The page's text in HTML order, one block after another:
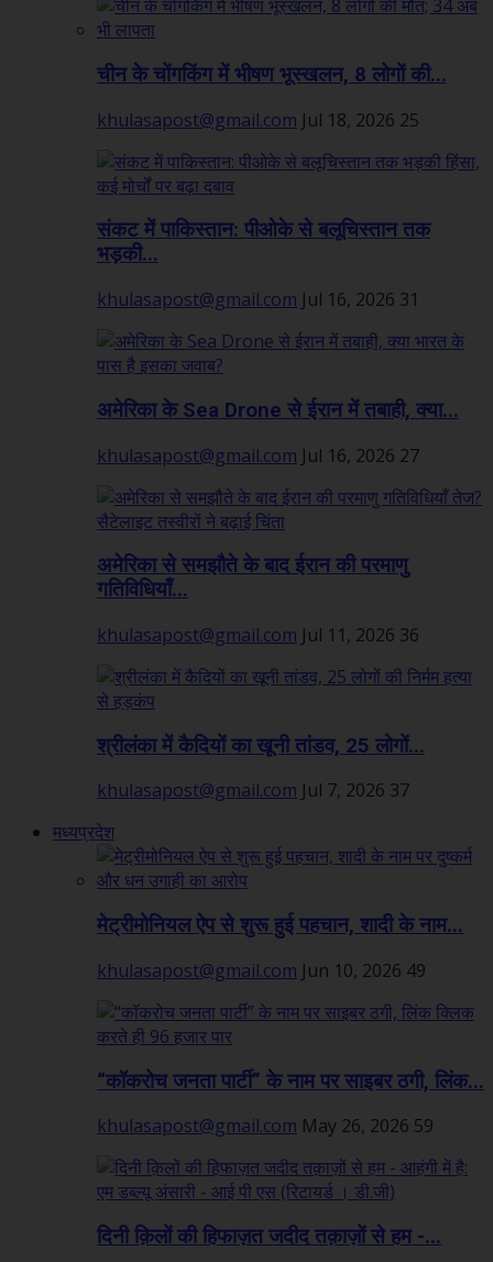
चीन के चोंगकिंग में भीषण भूस्खलन, 8 लोगों की...
khulasapost@gmail.com Jul 18, 2026 25
संकट में पाकिस्तान: पीओके से बलूचिस्तान तक
भड़की...
khulasapost@gmail.com Jul 16, 2026 31
अमेरिका के Sea Drone से ईरान में तबाही, क्या...
khulasapost@gmail.com Jul 16, 2026 27
अमेरिका से समझौते के बाद ईरान की परमाणु
गतिविधियाँ...
khulasapost@gmail.com Jul 11, 2026 36
श्रीलंका में कैदियों का खूनी तांडव, 25 लोगों...
khulasapost@gmail.com Jul 7, 2026 37
मध्यप्रदेश
मेट्रीमोनियल ऐप से शुरू हुई पहचान, शादी के नाम...
khulasapost@gmail.com Jun 10, 2026 49
“कॉकरोच जनता पार्टी” के नाम पर साइबर ठगी, लिंक...
khulasapost@gmail.com May 26, 2026 59
दिनी क़िलों की हिफाज़त जदीद तक़ाज़ों से हम -...